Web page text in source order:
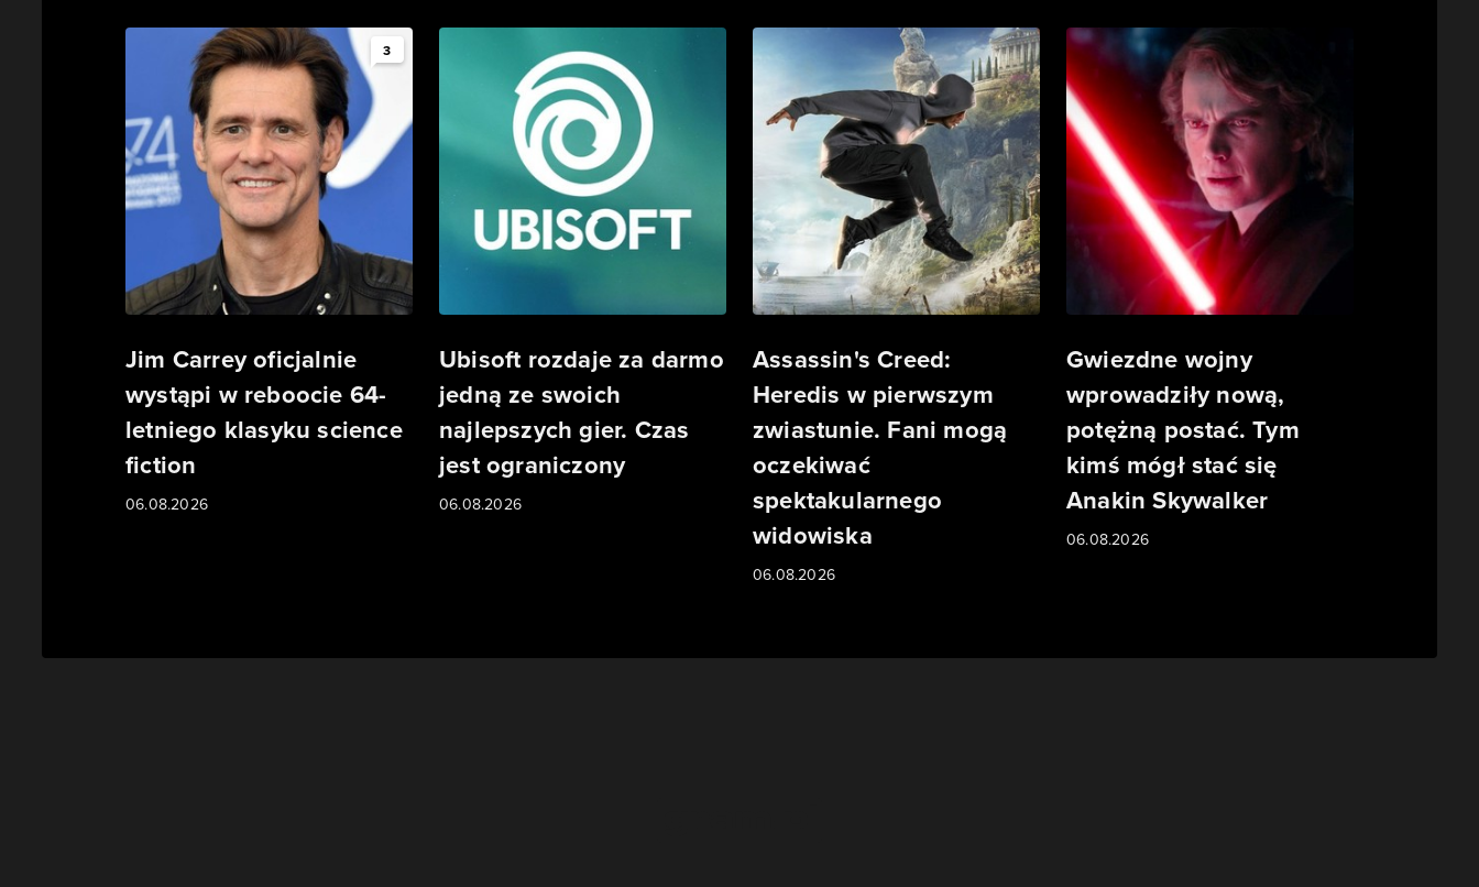
3
Jim Carrey oficjalnie
wystąpi w reboocie 64-
letniego klasyku science
fiction
06.08.2026
Ubisoft rozdaje za darmo
jedną ze swoich
najlepszych gier. Czas
jest ograniczony
06.08.2026
Assassin's Creed:
Heredis w pierwszym
zwiastunie. Fani mogą
oczekiwać
spektakularnego
widowiska
06.08.2026
Gwiezdne wojny
wprowadziły nową,
potężną postać. Tym
kimś mógł stać się
Anakin Skywalker
06.08.2026